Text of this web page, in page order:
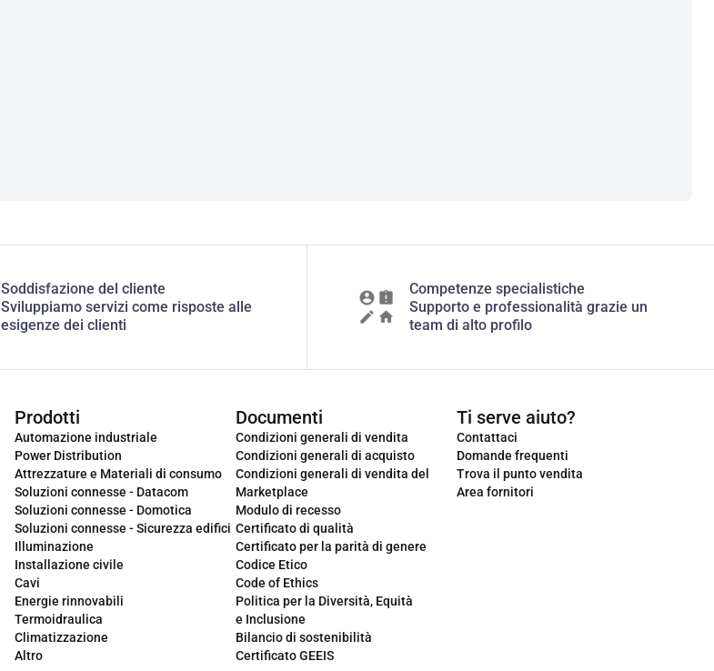
Soddisfazione del cliente
Sviluppiamo servizi come risposte alle
esigenze dei clienti
Competenze specialistiche
Supporto e professionalità grazie un
team di alto profilo
Prodotti
Automazione industriale
Power Distribution
Attrezzature e Materiali di consumo
Soluzioni connesse - Datacom
Soluzioni connesse - Domotica
Soluzioni connesse - Sicurezza edifici
Illuminazione
Installazione civile
Cavi
Energie rinnovabili
Termoidraulica
Climatizzazione
Altro
Documenti
Condizioni generali di vendita
Condizioni generali di acquisto
Condizioni generali di vendita del
Marketplace
Modulo di recesso
Certificato di qualità
Certificato per la parità di genere
Codice Etico
Code of Ethics
Politica per la Diversità, Equità
e Inclusione
Bilancio di sostenibilità
Certificato GEEIS
Ti serve aiuto?
Contattaci
Domande frequenti
Trova il punto vendita
Area fornitori